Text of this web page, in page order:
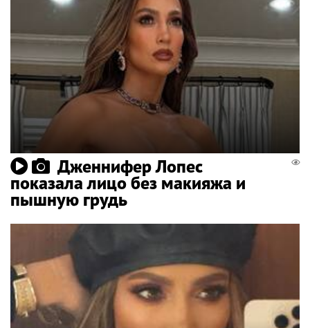
Дженнифер Лопес
показала лицо без макияжа и
пышную грудь